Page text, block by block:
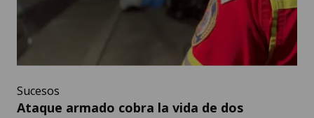
Sucesos
Ataque armado cobra la vida de dos